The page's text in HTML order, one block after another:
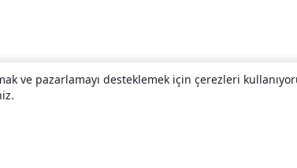
ve pazarlamayı desteklemek için çerezleri